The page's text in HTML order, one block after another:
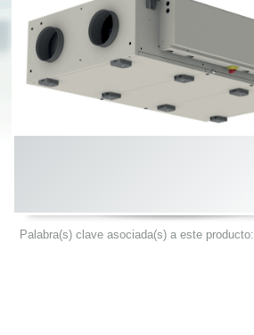
Palabra(s) clave asociada(s) a este producto: